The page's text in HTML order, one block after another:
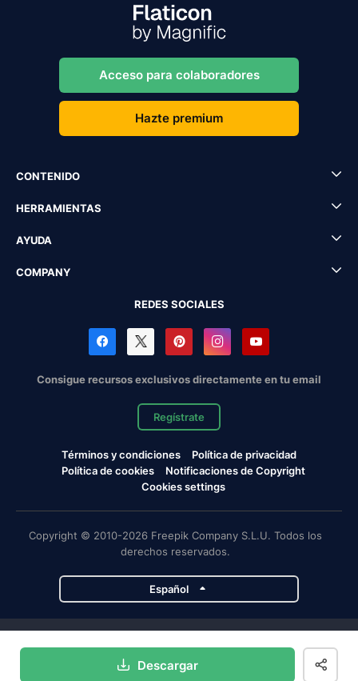
Descargar
Acceso para colaboradores
Hazte premium
CONTENIDO
HERRAMIENTAS
AYUDA
COMPANY
REDES SOCIALES
Consigue recursos exclusivos directamente en tu email
Regístrate
Términos y condiciones
Política de privacidad
Política de cookies
Notificaciones de Copyright
Cookies settings
Copyright © 2010-2026 Freepik Company S.L.U. Todos los
derechos reservados.
Español
Magnific Flaticon